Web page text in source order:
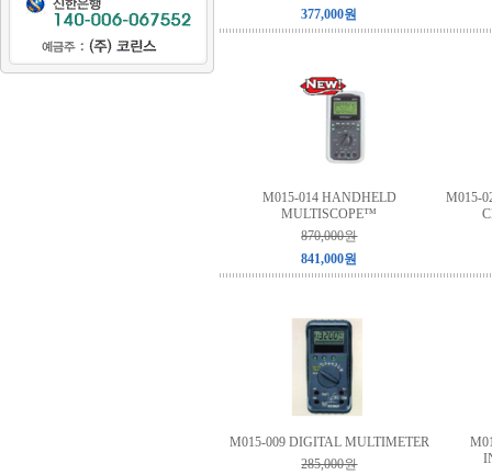
377,000원
M015-014 HANDHELD
MULTISCOPE™
870,000원
841,000원
M015-
M015-009 DIGITAL MULTIMETER
285,000원